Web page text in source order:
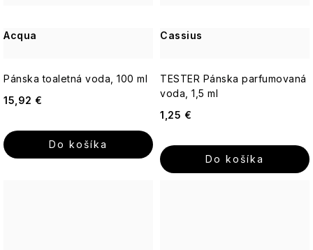
Acqua
Pánska toaletná voda, 100 ml
15,92 €
Do košíka
Cassius
TESTER Pánska parfumovaná
voda, 1,5 ml
1,25 €
Do košíka